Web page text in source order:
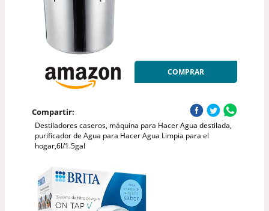
COMPRAR
Compartir:
Destiladores caseros, máquina para Hacer Agua destilada,
purificador de Agua para Hacer Agua Limpia para el
hogar,6l/1.5gal